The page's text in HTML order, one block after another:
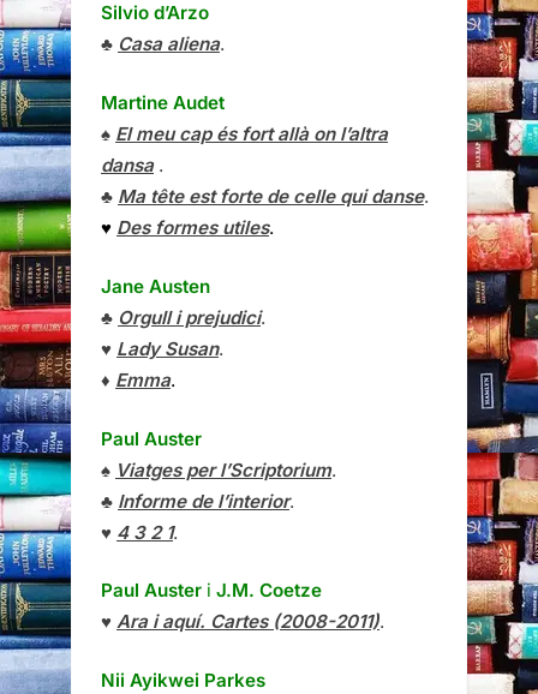
Silvio d’Arzo
♣ Casa aliena.
Martine Audet
♠ El meu cap és fort allà on l’altra
dansa.
♣ Ma tête est forte de celle qui danse.
♥ Des formes utiles.
Jane Austen
♣ Orgull i prejudici.
♥ Lady Susan.
♦ Emma.
Paul Auster
♠ Viatges per l’Scriptorium.
♣ Informe de l’interior.
♥ 4 3 2 1.
Paul Auster i J.M. Coetze
♥ Ara i aquí. Cartes (2008-2011).
Nii Ayikwei Parkes